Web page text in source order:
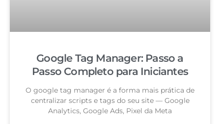
Google Tag Manager: Passo a
Passo Completo para Iniciantes
O google tag manager é a forma mais prática de
centralizar scripts e tags do seu site — Google
Analytics, Google Ads, Pixel da Meta